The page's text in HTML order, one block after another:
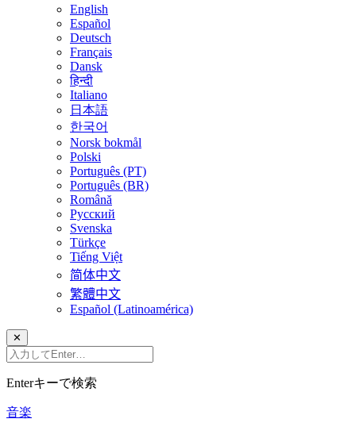
English
Español
Deutsch
Français
Dansk
हिन्दी
Italiano
日本語
한국어
Norsk bokmål
Polski
Português (PT)
Português (BR)
Română
Русский
Svenska
Türkçe
Tiếng Việt
简体中文
繁體中文
Español (Latinoamérica)
✕
Enterキーで検索
音楽